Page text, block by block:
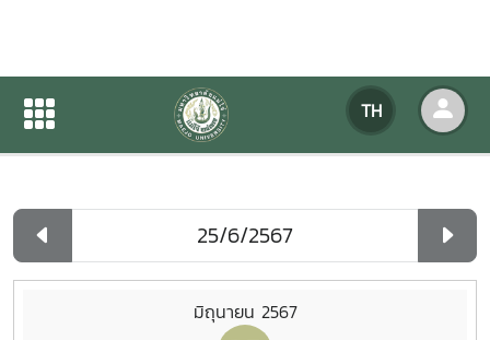
TH
ปฏิทินกิจกรรมของหน่วยงาน
ปฏิทินกิจกรรมของหน่วยงาน
มิถุนายน 2567